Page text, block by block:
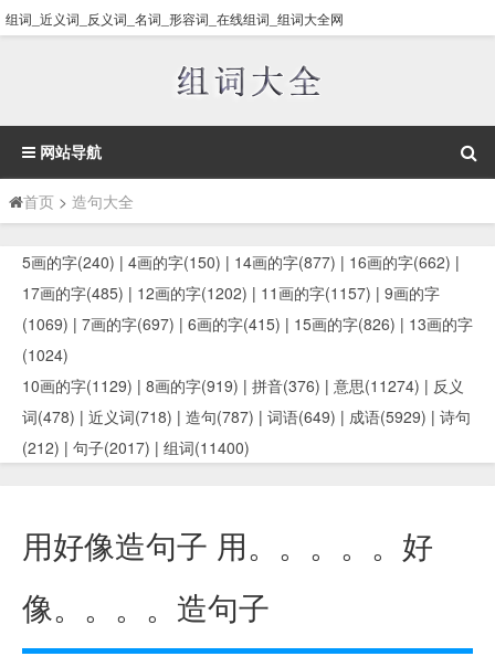
组词_近义词_反义词_名词_形容词_在线组词_组词大全网
网站导航
首页 > 造句大全
5画的字(240) | 4画的字(150) | 14画的字(877) | 16画的字(662) |
17画的字(485) | 12画的字(1202) | 11画的字(1157) | 9画的字
(1069) | 7画的字(697) | 6画的字(415) | 15画的字(826) | 13画的字
(1024)
10画的字(1129) | 8画的字(919) | 拼音(376) | 意思(11274) | 反义
词(478) | 近义词(718) | 造句(787) | 词语(649) | 成语(5929) | 诗句
(212) | 句子(2017) | 组词(11400)
用好像造句子 用。。。。。好
像。。。。造句子